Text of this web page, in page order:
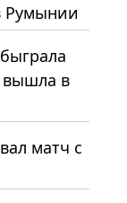
Румынии
вышла в
матч с